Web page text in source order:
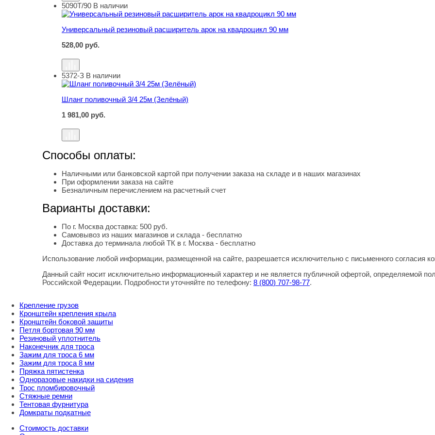
Универсальный резиновый расширитель арок на квадроцикл 90 мм
5090Т/90 В наличии
Универсальный резиновый расширитель арок на квадроцикл 90 мм
528,00 руб.
Шланг поливочный 3/4 25м (Зелёный)
5372-З В наличии
Шланг поливочный 3/4 25м (Зелёный)
1 981,00 руб.
Способы оплаты:
Наличными или банковской картой при получении заказа на складе и в наших магазинах
При оформлении заказа на сайте
Безналичным перечислением на расчетный счет
Варианты доставки:
По г. Москва доставка: 500 руб.
Самовывоз из наших магазинов и склада - бесплатно
Доставка до терминала любой ТК в г. Москва - бесплатно
Использование любой информации, размещенной на сайте, разрешается исключительно с письменного согласия
Данный сайт носит исключительно информационный характер и не является публичной офертой, определяемой
Российской Федерации. Подробности уточняйте по телефону: 8 (800) 707-98-77.
Крепление грузов
Кронштейн крепления крыла
Кронштейн боковой защиты
Петля бортовая 90 мм
Резиновый уплотнитель
Наконечник для троса
Зажим для троса 6 мм
Зажим для троса 8 мм
Пряжка пятистенка
Одноразовые накидки на сидения
Трос пломбировочный
Стяжные ремни
Тентовая фурнитура
Домкраты подкатные
Стоимость доставки